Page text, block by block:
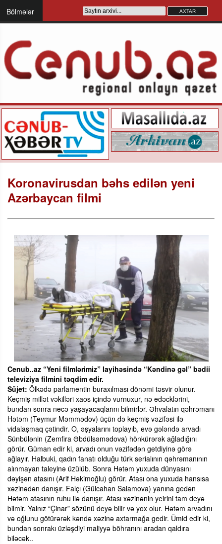
Bölmələr
Koronavirusdan bəhs edilən yeni
Azərbaycan filmi
Cenub..az “Yeni filmlərimiz” layihəsində “Kəndinə gəl” bədii
televiziya filmini təqdim edir.
Süjet: Ölkədə parlamentin buraxılması dönəmi təsvir olunur.
Keçmiş millət vəkilləri xaos içində vurnuxur, nə edəcklərini,
bundan sonra necə yaşayacaqlarını bilmirlər. Əhvalatın qəhrəmanı
Hətəm (Teymur Məmmədov) üçün də keçmiş vəzifəsi ilə
vidalaşmaq çətindir. O, əşyalarını toplayıb, evə gələndə arvadı
Sünbülənin (Zemfira Əbdülsəmədova) hönkürərək ağladığını
görür. Güman edir ki, arvadı onun vəzifədən getdiyinə görə
ağlayır. Halbuki, qadın fanatı olduğu türk serialının qəhrəmanının
alınmayan taleyinə üzülüb. Sonra Hətəm yuxuda dünyasını
dəyişən atasını (Arif Həkimoğlu) görür. Atası ona yuxuda hansısa
xəzinədən danışır. Falçı (Gülcahan Salamova) yanına gedən
Hətəm atasının ruhu ilə danışır. Atası xəzinənin yeirini tam deyə
bilmir. Yalnız “Çinar” sözünü deyə bilir və yox olur. Hətəm arvadını
və oğlunu götürərək kəndə xəzinə axtarmağa gedir. Ümid edir ki,
bundan sonrakı üzləşdiyi maliyyə böhranını aradan qaldıra
biləcək..